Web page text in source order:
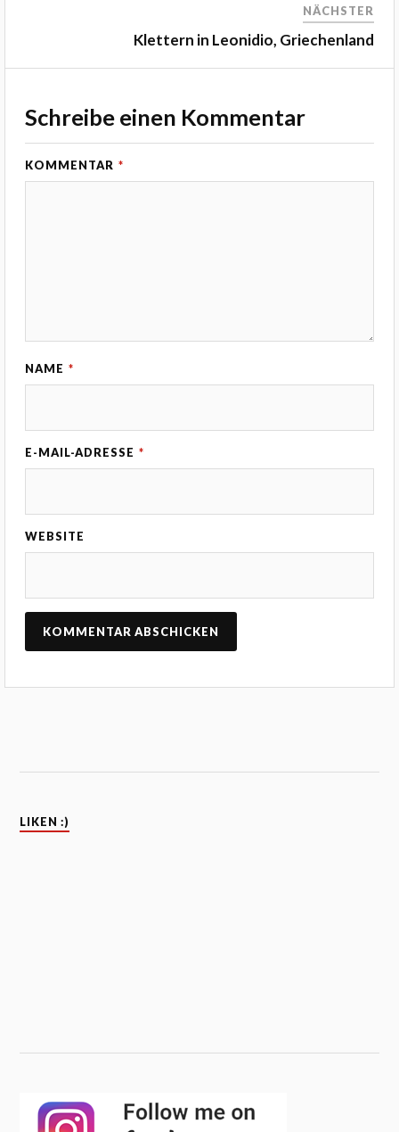
NÄCHSTER
Klettern in Leonidio, Griechenland
Schreibe einen Kommentar
KOMMENTAR *
NAME *
E-MAIL-ADRESSE *
WEBSITE
LIKEN :)